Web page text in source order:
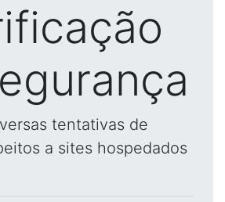
tentativas de
a sites hospedados